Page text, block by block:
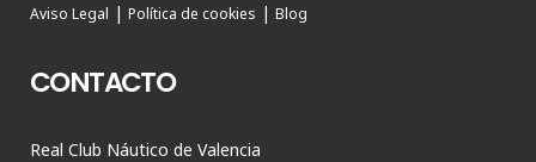
Aviso Legal | Política de cookies | Blog
CONTACTO
Real Club Náutico de Valencia